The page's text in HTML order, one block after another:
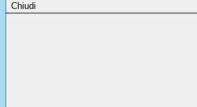
Chiudi